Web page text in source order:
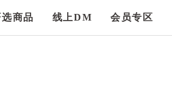
选商品 线上DM 会员专区